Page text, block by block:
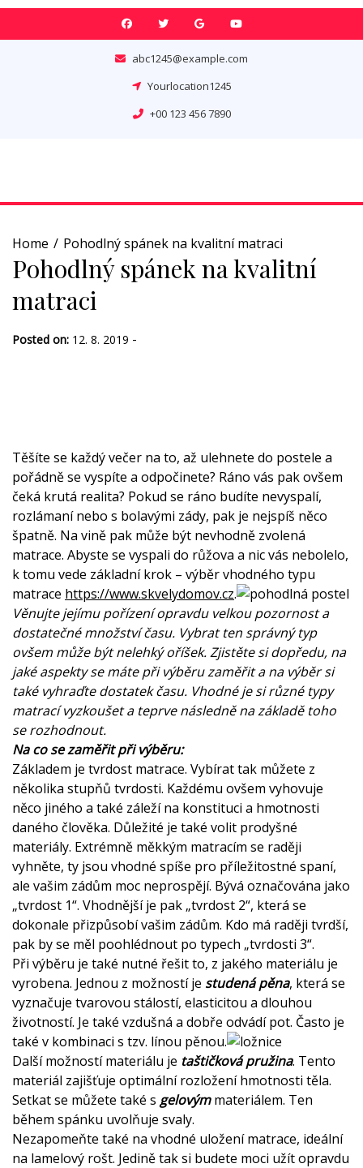
Skip
abc1245@example.com
Yourlocation1245
+00 123 456 7890
Home Pohodlný spánek na kvalitní matraci
Pohodlný spánek na kvalitní
matraci
Posted on: 12. 8. 2019 -
Těšíte se každý večer na to, až ulehnete do postele a
pořádně se vyspíte a odpočinete? Ráno vás pak ovšem
čeká krutá realita? Pokud se ráno budíte nevyspalí,
rozlámaní nebo s bolavými zády, pak je nejspíš něco
špatně. Na vině pak může být nevhodně zvolená
matrace. Abyste se vyspali do růžova a nic vás nebolelo,
k tomu vede základní krok – výběr vhodného typu
matrace https://www.skvelydomov.cz.
Věnujte jejímu pořízení opravdu velkou pozornost a
dostatečné množství času. Vybrat ten správný typ
ovšem může být nelehký oříšek. Zjistěte si dopředu, na
jaké aspekty se máte při výběru zaměřit a na výběr si
také vyhraďte dostatek času. Vhodné je si různé typy
matrací vyzkoušet a teprve následně na základě toho
se rozhodnout.
Na co se zaměřit při výběru:
Základem je tvrdost matrace. Vybírat tak můžete z
několika stupňů tvrdosti. Každému ovšem vyhovuje
něco jiného a také záleží na konstituci a hmotnosti
daného člověka. Důležité je také volit prodyšné
materiály. Extrémně měkkým matracím se raději
vyhněte, ty jsou vhodné spíše pro příležitostné spaní,
ale vašim zádům moc neprospějí. Bývá označována jako
„tvrdost 1“. Vhodnější je pak „tvrdost 2“, která se
dokonale přizpůsobí vašim zádům. Kdo má raději tvrdší,
pak by se měl poohlédnout po typech „tvrdosti 3“.
Při výběru je také nutné řešit to, z jakého materiálu je
vyrobena. Jednou z možností je studená pěna, která se
vyznačuje tvarovou stálostí, elasticitou a dlouhou
životností. Je také vzdušná a dobře odvádí pot. Často je
také v kombinaci s tzv. línou pěnou.
Další možností materiálu je taštičková pružina. Tento
materiál zajišťuje optimální rozložení hmotnosti těla.
Setkat se můžete také s gelovýmmateriálem. Ten
během spánku uvolňuje svaly.
Nezapomeňte také na vhodné uložení matrace, ideální
na lamelový rošt. Jedině tak si budete moci užít opravdu